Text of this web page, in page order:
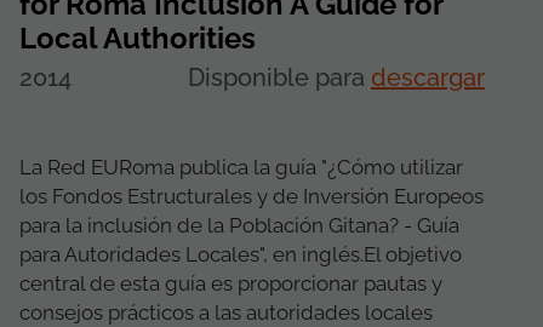
Local Authorities
2014 Disponible para descargar
La Red EURoma publica la guía "¿Cómo utilizar
los Fondos Estructurales y de Inversión Europeos
para la inclusión de la Población Gitana? - Guía
para Autoridades Locales", en inglés.El objetivo
central de esta guía es proporcionar pautas y
consejos prácticos a las autoridades locales